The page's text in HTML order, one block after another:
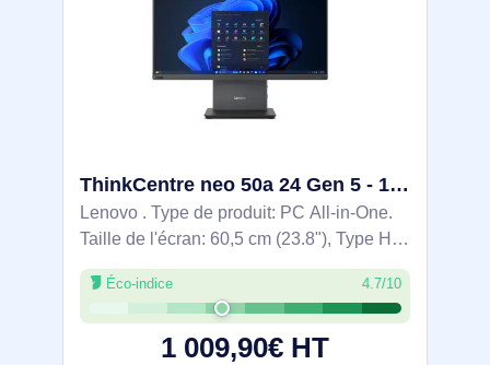
ThinkCentre neo 50a 24 Gen 5 - 12SC00FWFR
Lenovo . Type de produit: PC All-in-One.
Taille de l'écran: 60,5 cm (23.8"), Type HD:
Full HD, Résolution de l'écran: 1920 x
1080 pixels, Type de panneau: IPS.
Famille de processeur: Intel Core 5.
Éco-indice 4.7/10
1 009,90€ HT